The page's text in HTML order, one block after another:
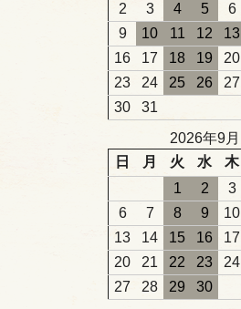
2
3 4 5 6
9
10 11 12 13
16
17 18 19 20
23
24 25 26 27
30
31
2026年9月
日
月 火 水 木
1
2 3
6
7 8 9 10
13
14 15 16 17
20
21 22 23 24
27
28 29
30